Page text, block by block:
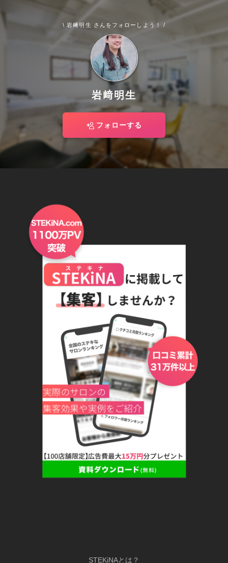
\ 岩﨑明生 さんをフォローしよう！ /
岩﨑明生
フォローする
STEKiNAとは？